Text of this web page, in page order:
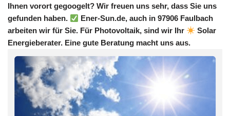
Ihnen vorort gegoogelt? Wir freuen uns sehr, dass Sie uns
gefunden haben.
Ener-Sun.de, auch in 97906 Faulbach
arbeiten wir für Sie. Für Photovoltaik, sind wir Ihr
Solar
Energieberater. Eine gute Beratung macht uns aus.